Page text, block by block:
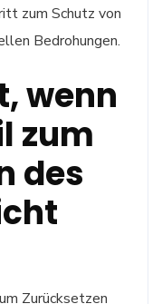
zum Schutz von
Bedrohungen.
wenn
zum
des
Zurücksetzen